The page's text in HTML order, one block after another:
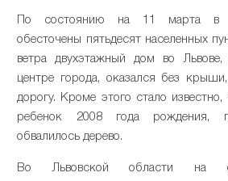
По состоянию на 11 марта в
обесточены пятьдесят населенных
ветра двухэтажный дом во
центре города, оказался без
дорогу. Кроме этого стало
ребенок 2008 года рождения,
обвалилось дерево.
Во Львовской области на